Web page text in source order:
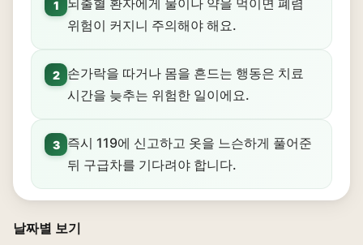
1
뇌출혈 환자에게 물이나 약을 먹이면 폐렴
위험이 커지니 주의해야 해요.
2
손가락을 따거나 몸을 흔드는 행동은 치료
시간을 늦추는 위험한 일이에요.
3
즉시 119에 신고하고 옷을 느슨하게 풀어준
뒤 구급차를 기다려야 합니다.
날짜별 보기